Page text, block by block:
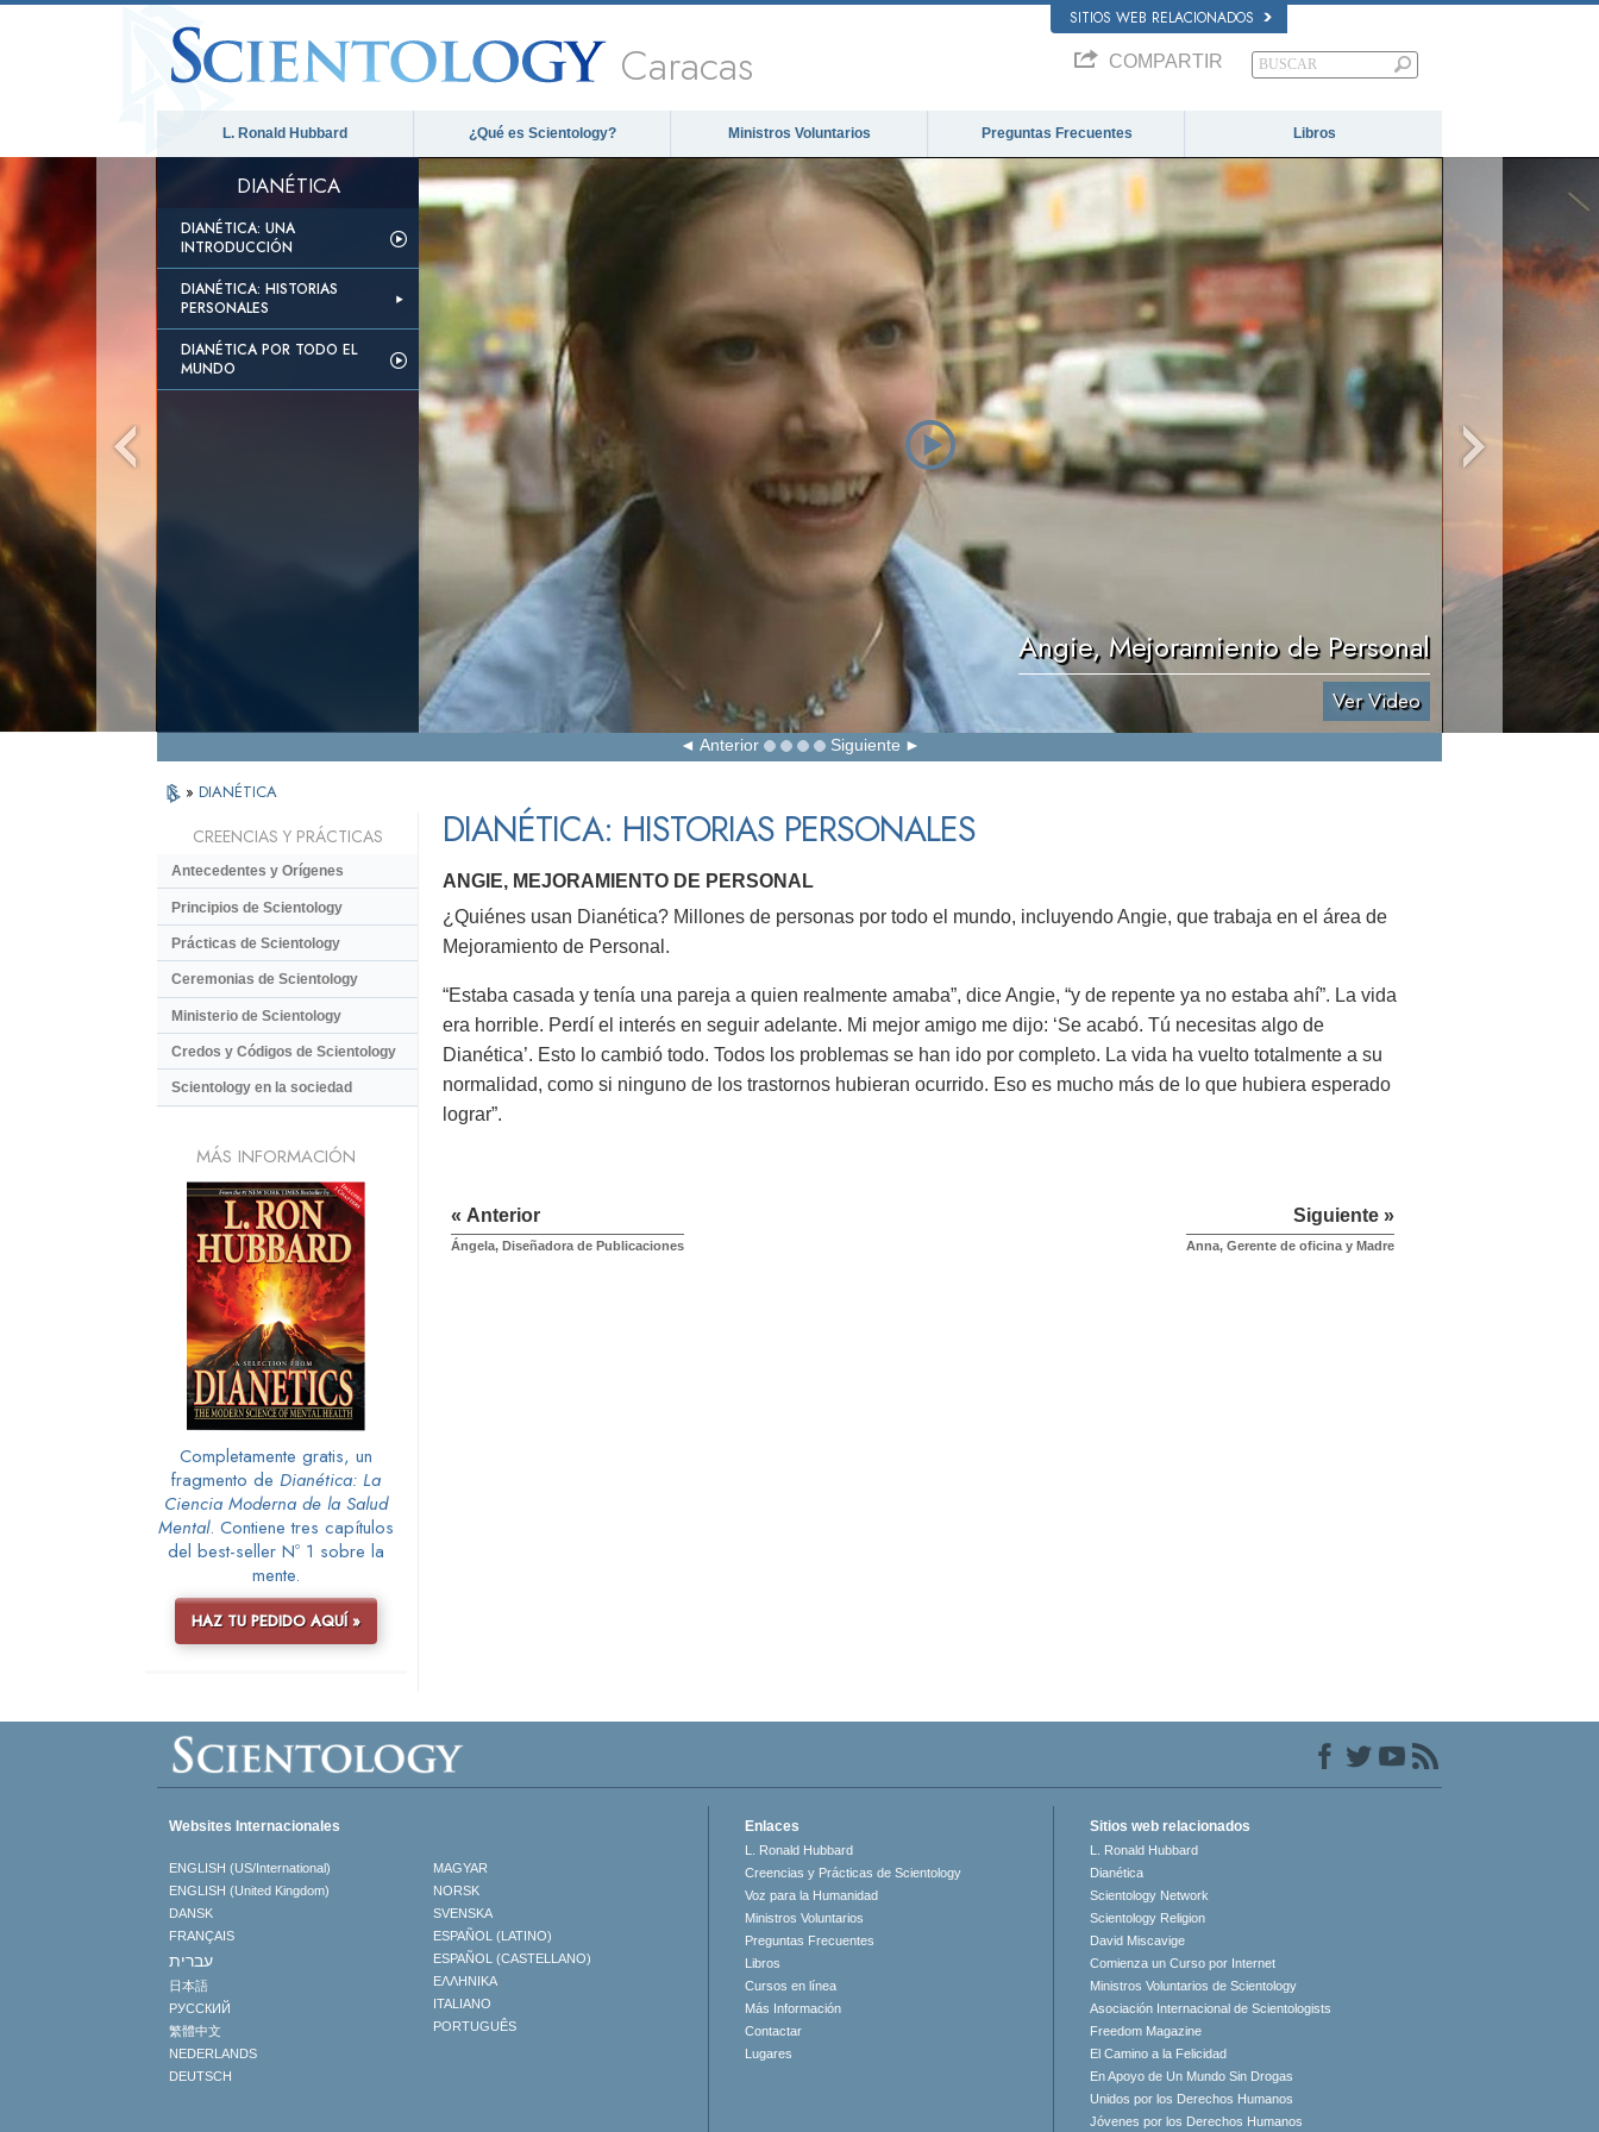
SITIOS WEB RELACIONADOS
Caracas COMPARTIR
L. Ronald Hubbard ¿Qué es Scientology? Ministros Voluntarios Preguntas Frecuentes Libros
DIANÉTICA
DIANÉTICA: UNA
INTRODUCCIÓN
DIANÉTICA: HISTORIAS
PERSONALES
DIANÉTICA POR TODO EL
MUNDO
Angie, Mejoramiento de Personal
Ver Video
Anterior Siguiente
» DIANÉTICA
DIANÉTICA: HISTORIAS PERSONALES
ANGIE, MEJORAMIENTO DE PERSONAL
¿Quiénes usan Dianética? Millones de personas por todo el mundo, incluyendo Angie, que trabaja en el área de
Mejoramiento de Personal.
“Estaba casada y tenía una pareja a quien realmente amaba”, dice Angie, “y de repente ya no estaba ahí”. La vida
era horrible. Perdí el interés en seguir adelante. Mi mejor amigo me dijo: ‘Se acabó. Tú necesitas algo de
Dianética’. Esto lo cambió todo. Todos los problemas se han ido por completo. La vida ha vuelto totalmente a su
normalidad, como si ninguno de los trastornos hubieran ocurrido. Eso es mucho más de lo que hubiera esperado
lograr”.
« Anterior
Ángela, Diseñadora de Publicaciones
Siguiente »
Anna, Gerente de oficina y Madre
CREENCIAS Y PRÁCTICAS
Antecedentes y Orígenes
Principios de Scientology
Prácticas de Scientology
Ceremonias de Scientology
Ministerio de Scientology
Credos y Códigos de Scientology
Scientology en la sociedad
MÁS INFORMACIÓN
Completamente gratis, un
fragmento de Dianética: La
Ciencia Moderna de la Salud
Mental. Contiene tres capítulos
del best-seller Nº 1 sobre la
mente.
HAZ TU PEDIDO AQUÍ »
Websites Internacionales
ENGLISH (US/International)
ENGLISH (United Kingdom)
DANSK
FRANÇAIS
עברית
日本語
РУССКИЙ
繁體中文
NEDERLANDS
DEUTSCH
MAGYAR
NORSK
SVENSKA
ESPAÑOL (LATINO)
ESPAÑOL (CASTELLANO)
ΕΛΛΗΝΙΚA
ITALIANO
PORTUGUÊS
Enlaces
L. Ronald Hubbard
Creencias y Prácticas de Scientology
Voz para la Humanidad
Ministros Voluntarios
Preguntas Frecuentes
Libros
Cursos en línea
Más Información
Contactar
Lugares
Sitios web relacionados
L. Ronald Hubbard
Dianética
Scientology Network
Scientology Religion
David Miscavige
Comienza un Curso por Internet
Ministros Voluntarios de Scientology
Asociación Internacional de Scientologists
Freedom Magazine
El Camino a la Felicidad
En Apoyo de Un Mundo Sin Drogas
Unidos por los Derechos Humanos
Jóvenes por los Derechos Humanos